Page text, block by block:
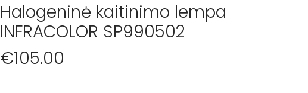
Halogeninė kaitinimo lempa
INFRACOLOR SP990502
€105.00